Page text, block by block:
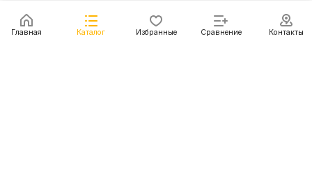
Главная Каталог Избранные Сравнение Контакты